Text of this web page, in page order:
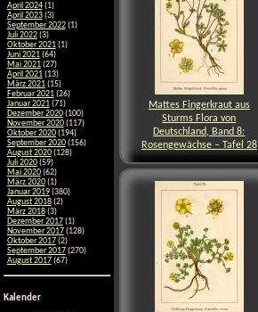
April 2024(1)
April 2023(3)
September 2022(1)
Juli 2022(3)
Oktober 2021(1)
Juni 2021(64)
Mai 2021(27)
April 2021(13)
März 2021(15)
Februar 2021(26)
Januar 2021(71)
Dezember 2020(100)
November 2020(117)
Oktober 2020(194)
September 2020(156)
August 2020(128)
Juli 2020(59)
Mai 2020(62)
März 2020(1)
Januar 2019(380)
August 2018(2)
März 2018(3)
Dezember 2017(1)
November 2017(128)
Oktober 2017(2)
September 2017(270)
August 2017(67)
Kalender
Mattes Fingerkraut aus
Sturms Flora von
Deutschland, Band 8:
Rosengewächse – Tafel 28